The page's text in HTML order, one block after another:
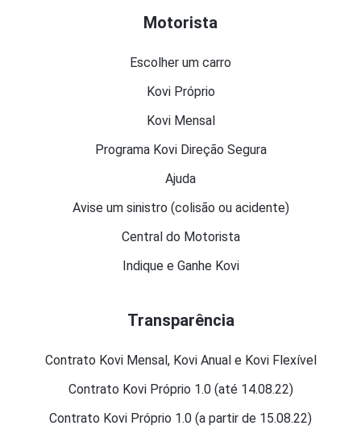
Motorista
Escolher um carro
Kovi Próprio
Kovi Mensal
Programa Kovi Direção Segura
Ajuda
Avise um sinistro (colisão ou acidente)
Central do Motorista
Indique e Ganhe Kovi
Transparência
Contrato Kovi Mensal, Kovi Anual e Kovi Flexível
Contrato Kovi Próprio 1.0 (até 14.08.22)
Contrato Kovi Próprio 1.0 (a partir de 15.08.22)